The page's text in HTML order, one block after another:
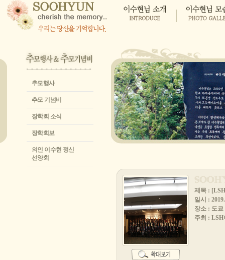
추모행사
추모 기념비
장학회 소식
장학회보
의인 이수현 정신
선양회
제목 :
일시 :
장소 : 도쿄
주최 :